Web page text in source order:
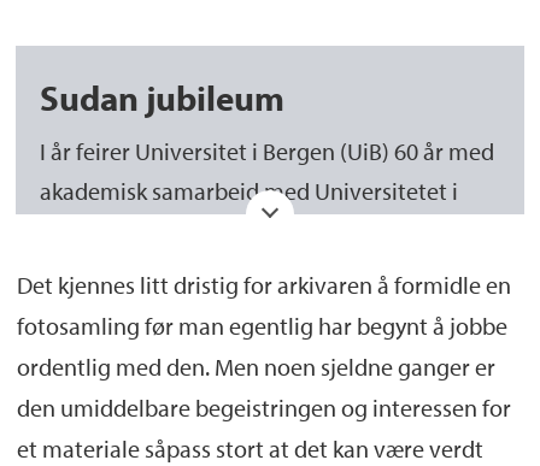
Sudan jubileum
I år feirer Universitet i Bergen (UiB) 60 år med
akademisk samarbeid med Universitetet i
arbeid med Sudanologi og Nubiologi ved UiB,
og det anbefales å komme på fredagens
paneldebatt (08.09.2023 kl 10-12) om Sudan-
samlingen og nubiologi på Bergen Global.
Mer info om dette arrangementet finnes på
Det kjennes litt dristig for arkivaren å formidle en
fotosamling før man egentlig har begynt å jobbe
ordentlig med den. Men noen sjeldne ganger er
den umiddelbare begeistringen og interessen for
et materiale såpass stort at det kan være verdt